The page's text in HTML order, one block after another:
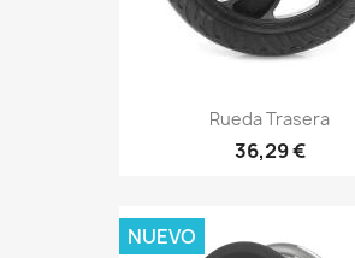
Rueda Trasera
36,29 €
NUEVO